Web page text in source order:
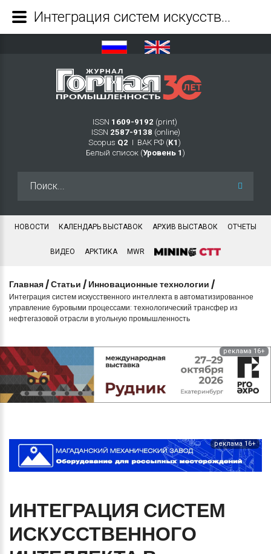
ISSN 1609-9192 (print)
ISSN 2587-9138 (online)
Scopus Q2 Ι ВАК РФ (K1 )
Белый список (Уровень 1 )
НОВОСТИ КАЛЕНДАРЬ ВЫСТАВОК АРХИВ ВЫСТАВОК ОТЧЕТЫ
ВИДЕО АРКТИКА MWR
Главная /Статьи / Инновационные технологии /
Интеграция систем искусственного интеллекта в автоматизированное
управление буровыми процессами: технологический трансфер из
нефтегазовой отрасли в угольную промышленность
реклама 16+
реклама 16+
ИНТЕГРАЦИЯ СИСТЕМ
ИСКУССТВЕННОГО
Интеграция систем искусственного интеллекта в автоматизированное управление буровыми процессами: технологический трансфер из нефтегазовой отрасли в угольную промышленность - Журнал Горная промышленность